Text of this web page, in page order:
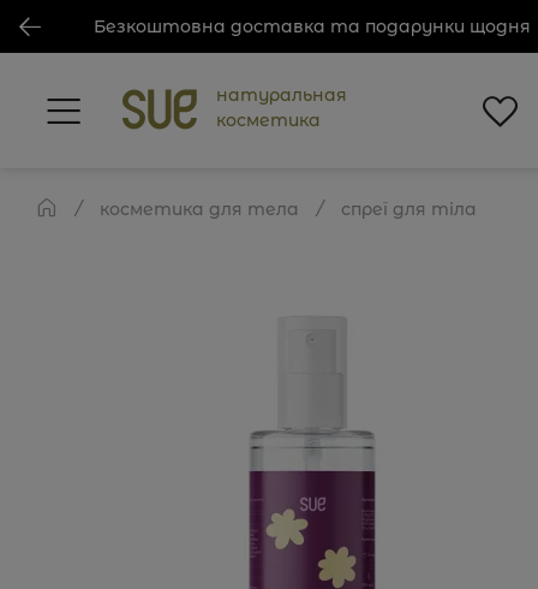
Безкоштовна доставка та подарунки щодня
натуральная
косметика
косметика для тела спреї для тіла